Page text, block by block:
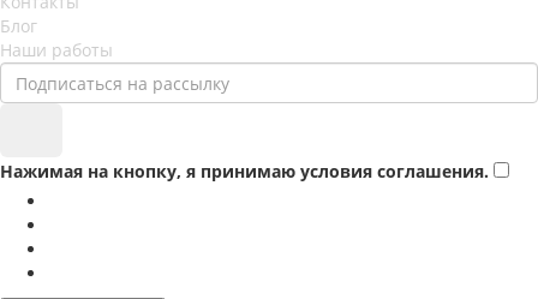
Блог
Наши работы
Нажимая на кнопку, я принимаю условия соглашения.